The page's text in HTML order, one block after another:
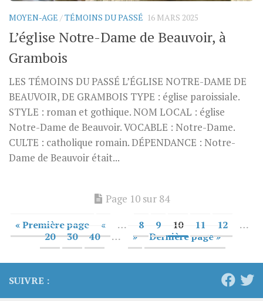
MOYEN-AGE /TÉMOINS DU PASSÉ 16 MARS 2025
L’église Notre-Dame de Beauvoir, à
Grambois
LES TÉMOINS DU PASSÉ L’ÉGLISE NOTRE-DAME DE
BEAUVOIR, DE GRAMBOIS TYPE : église paroissiale.
STYLE : roman et gothique. NOM LOCAL : église
Notre-Dame de Beauvoir. VOCABLE : Notre-Dame.
CULTE : catholique romain. DÉPENDANCE : Notre-
Dame de Beauvoir était...
Page 10 sur 84
« Première page « … 8 9 10 11 12
…
20
30 40 … » Dernière page »
SUIVRE :